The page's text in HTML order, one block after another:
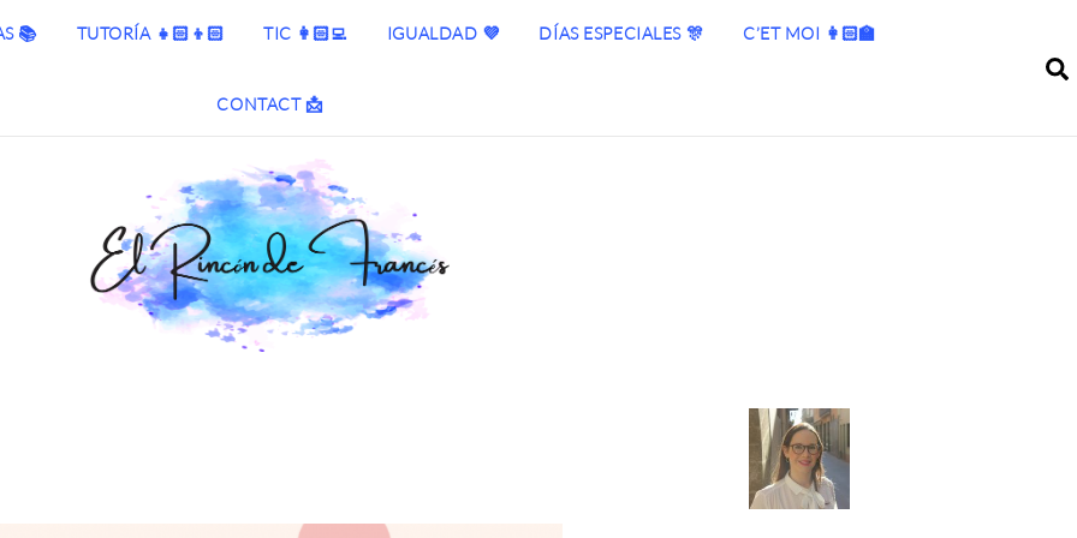
📚 TUTORÍA 👧🏻👦🏻 TIC 👩🏻‍💻 IGUALDAD 💜 DÍAS ESPECIALES 🎊 C’ET MOI 👩🏻‍🏫
CONTACT 📩